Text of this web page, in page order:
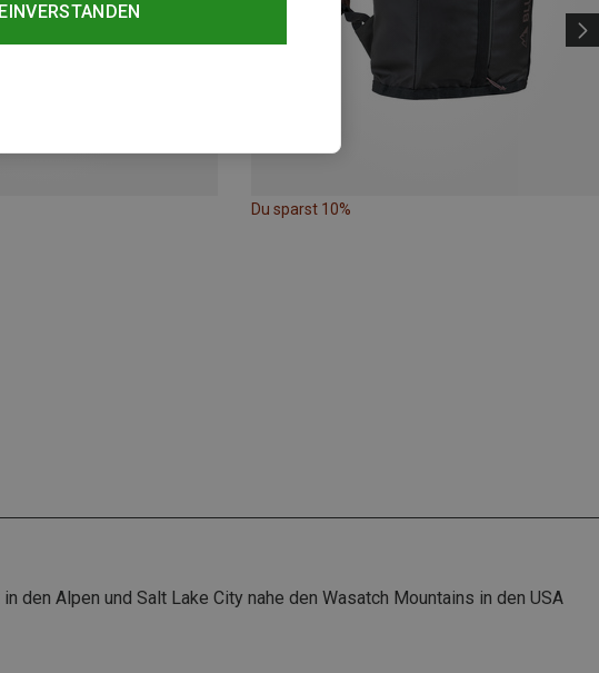
Du sparst 10%
Alpen und Salt Lake City nahe den Wasatch Mountains in den USA
EINVERSTANDEN